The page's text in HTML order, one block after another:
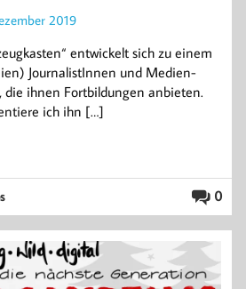
2019
entwickelt sich zu einem
JournalistInnen und Medien-
die ihnen Fortbildungen anbieten.
ich ihn […]
0